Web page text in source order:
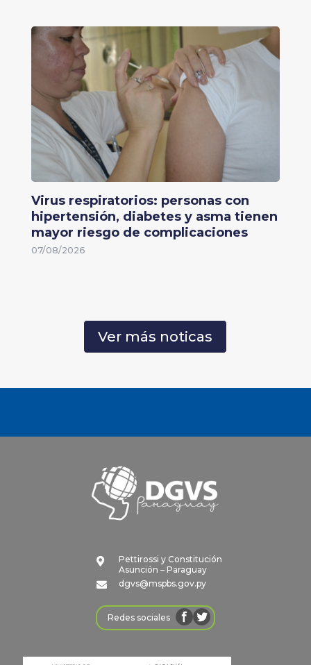
Virus respiratorios: personas con
hipertensión, diabetes y asma tienen
mayor riesgo de complicaciones
07/08/2026
Ver más noticas

Pettirossi y Constitución
Asunción – Paraguay

dgvs@mspbs.gov.py
Redes sociales